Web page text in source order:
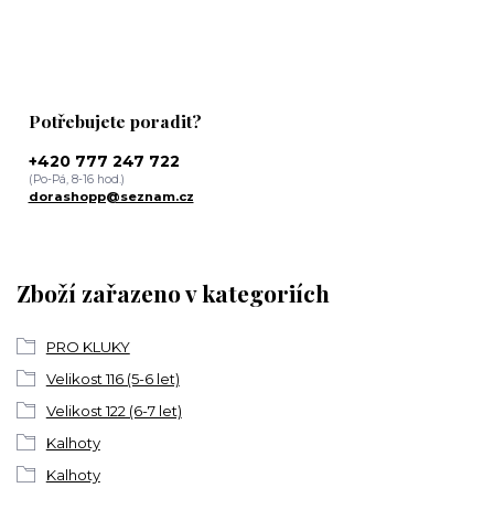
Zboží zařazeno v kategoriích
PRO KLUKY
Velikost 116 (5-6 let)
Velikost 122 (6-7 let)
Kalhoty
Kalhoty
Potřebujete poradit?
+420 777 247 722
(Po-Pá, 8-16 hod.)
dorashopp@seznam.cz